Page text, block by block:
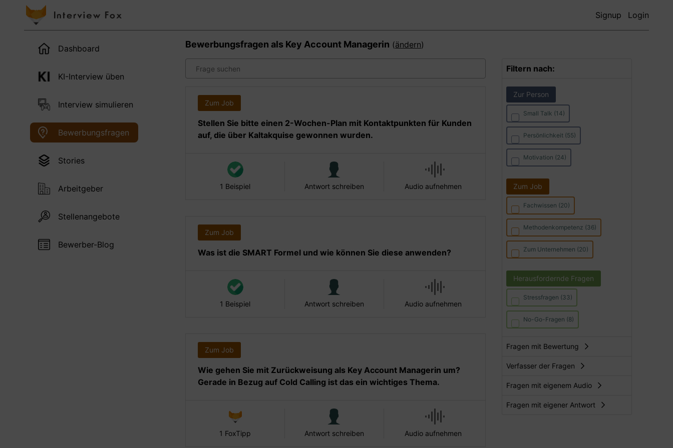
Signup Login
Dashboard
KI-Interview üben
Interview simulieren
Bewerbungsfragen
Stories
Arbeitgeber
Stellenangebote
Bewerber-Blog
Bewerbungsfragen als Key Account Managerin (ändern)
Zum Job
Stellen Sie bitte einen 2-Wochen-Plan mit Kontaktpunkten für Kunden
auf, die über Kaltakquise gewonnen wurden.
1 Beispiel Antwort schreiben Audio aufnehmen
Zum Job
Was ist die SMART Formel und wie können Sie diese anwenden?
1 Beispiel Antwort schreiben Audio aufnehmen
Zum Job
Wie gehen Sie mit Zurückweisung als Key Account Managerin um?
Gerade in Bezug auf Cold Calling ist das ein wichtiges Thema.
1 FoxTipp Antwort schreiben Audio aufnehmen
Filtern nach:
Zur Person
Small Talk (14)
Persönlichkeit (55)
Motivation (24)
Zum Job
Fachwissen (20)
Methodenkompetenz (36)
Zum Unternehmen (20)
Herausfordernde Fragen
Stressfragen (33)
No-Go-Fragen (8)
Fragen mit Bewertung
Verfasser der Fragen
Fragen mit eigenem Audio
Fragen mit eigener Antwort